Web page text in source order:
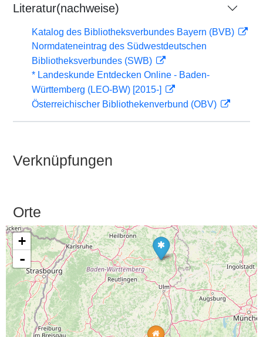
Literatur(nachweise)
Katalog des Bibliotheksverbundes Bayern (BVB)
Normdateneintrag des Südwestdeutschen
Bibliotheksverbundes (SWB)
* Landeskunde Entdecken Online - Baden-
Württemberg (LEO-BW) [2015-]
Österreichischer Bibliothekenverbund (OBV)
Verknüpfungen
Orte
+
-